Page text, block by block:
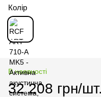
Колір
В наявності
32 208 грн/шт.